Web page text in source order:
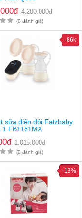
Dual 1 FB1110RH
Fatzbaby Dual
máy hút sữara
4.200.000đ
(0 đánh giá)
sữa điện đôi Fatzbaby
1 FB1181MX
1.015.000đ
-86k
(0 đánh giá)
-13%